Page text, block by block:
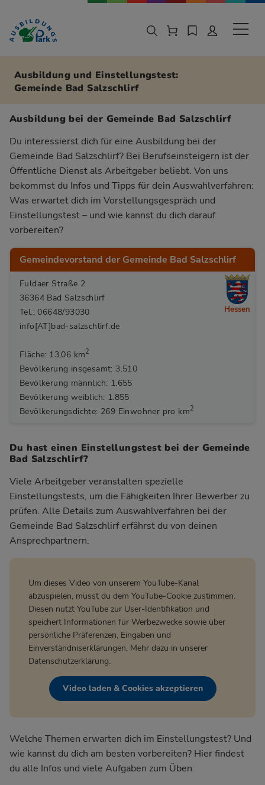
Zur Navigation springen
Zu den Hauptinhalten springen
Ausbildung und Einstellungstest:
Gemeinde Bad Salzschlirf
Ausbildung bei der Gemeinde Bad Salzschlirf
Du interessierst dich für eine Ausbildung bei der
Gemeinde Bad Salzschlirf? Bei Berufseinsteigern ist der
Öffentliche Dienst als Arbeitgeber beliebt. Von uns
bekommst du Infos und Tipps für dein Auswahlverfahren:
Was erwartet dich im Vorstellungsgespräch und
Einstellungstest – und wie kannst du dich darauf
vorbereiten?
Gemeindevorstand der Gemeinde Bad Salzschlirf
Fuldaer Straße 2
36364 Bad Salzschlirf
Tel.: 06648/93030
info[AT]bad-salzschlirf.de
Fläche: 13,06 km2
Bevölkerung insgesamt: 3.510
Bevölkerung männlich: 1.655
Bevölkerung weiblich: 1.855
Bevölkerungsdichte: 269 Einwohner pro km2
Hessen
Du hast einen Einstellungstest bei der Gemeinde
Bad Salzschlirf?
Viele Arbeitgeber veranstalten spezielle
Einstellungstests, um die Fähigkeiten Ihrer Bewerber zu
prüfen. Alle Details zum Auswahlverfahren bei der
Gemeinde Bad Salzschlirferfährst du von deinen
Ansprechpartnern.
Um dieses Video von unserem YouTube-Kanal
abzuspielen, musst du dem YouTube-Cookie zustimmen.
Diesen nutzt YouTube zur User-Identifikation und
speichert Informationen für Werbezwecke sowie über
persönliche Präferenzen, Eingaben und
Einverständniserklärungen. Mehr dazu in unserer
Datenschutzerklärung.
Video laden & Cookies akzeptieren
Welche Themen erwarten dich im Einstellungstest? Und
wie kannst du dich am besten vorbereiten? Hier findest
du alle Infos und viele Aufgaben zum Üben: